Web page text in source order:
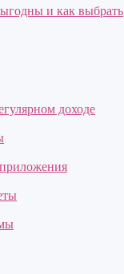
и как выбрать
доходе